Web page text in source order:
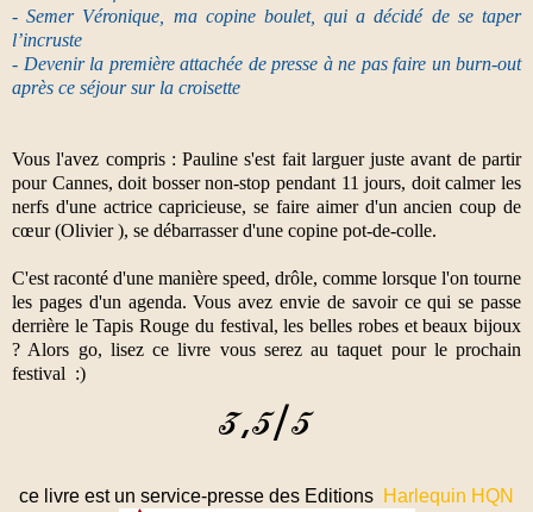
- Semer Véronique, ma copine boulet, qui a décidé de se taper
l’incruste
- Devenir la première attachée de presse à ne pas faire un burn-out
après ce séjour sur la croisette
Vous l'avez compris : Pauline s'est fait larguer juste avant de partir
pour Cannes, doit bosser non-stop pendant 11 jours, doit calmer les
nerfs d'une actrice capricieuse, se faire aimer d'un ancien coup de
cœur (Olivier ), se débarrasser d'une copine pot-de-colle.
C'est raconté d'une manière speed, drôle, comme lorsque l'on tourne
les pages d'un agenda. Vous avez envie de savoir ce qui se passe
derrière le Tapis Rouge du festival, les belles robes et beaux bijoux
? Alors go, lisez ce livre vous serez au taquet pour le prochain
festival :)
ce livre est un service-presse des Editions Harlequin HQN